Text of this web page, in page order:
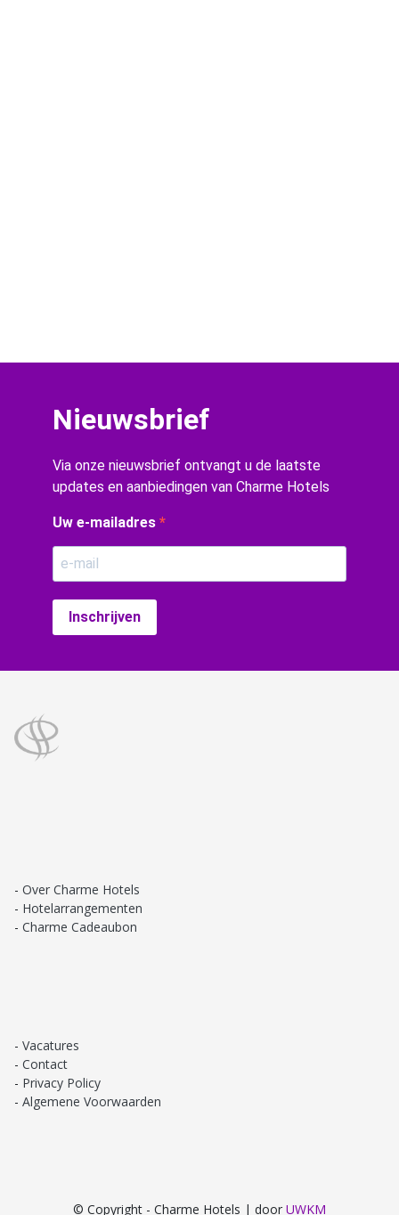
Nieuwsbrief
Via onze nieuwsbrief ontvangt u de laatste
updates en aanbiedingen van Charme Hotels
Uw e-mailadres
Inschrijven
Over Charme Hotels
Hotelarrangementen
Charme Cadeaubon
Vacatures
Contact
Privacy Policy
Algemene Voorwaarden
© Copyright - Charme Hotels | door UWKM